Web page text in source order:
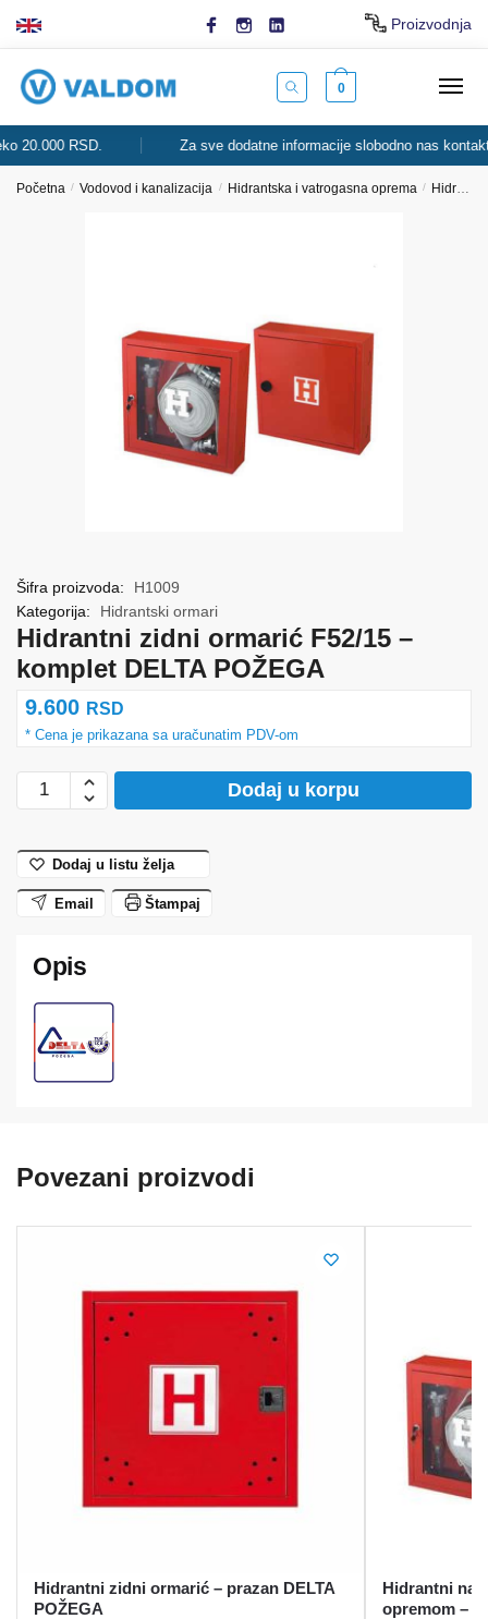
Proizvodnja
0
RSD. Za sve dodatne informacije slobodno nas
Početna / Vodovod i kanalizacija / Hidrantska i vatrogasna oprema / Hidrantski ormari
Hidrantni zidni ormarić F52/15 –
komplet DELTA POŽEGA
9.600 RSD
Hidrantni
zidni
F52/15
-
komplet
POŽEGA
Dodaj u korpu
Šifra proizvoda:
H1009
Kategorija:
Hidrantski ormari
Dodaj u listu želja
Email Štampaj
Povezani proizvodi
Hidrantni zidni ormarić – prazan DELTA
POŽEGA
Hidrantni
opremom –